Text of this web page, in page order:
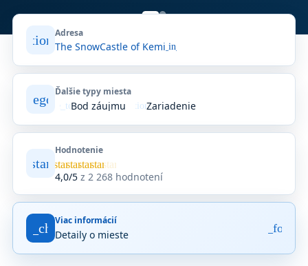
location_on
Adresa
The SnowCastle of Kemiopen_in_new
category
Ďalšie typy miesta
where_to_voteBod záujmulocation_onZariadenie
star
Hodnotenie
starstarstarstarstar
4,0/5z 2 268 hodnotení
Priemerné
hodnotenie
z
na
základe
2 268
fact_checkViac informácií
Detaily o mieste